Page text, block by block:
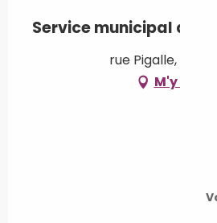
Service municipal
rue Pigalle, 70100
M'y